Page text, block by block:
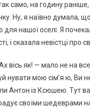
само, на годину
Ну, я наївно думала,
для нашої оселі. Я
і сказала невістці про
вісь як! — мало не на
нувати мою сім’я ю, Ви
Антон із Ксюшею. Тут
своїми шедеврами